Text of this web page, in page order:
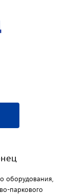
оборудования,
паркового